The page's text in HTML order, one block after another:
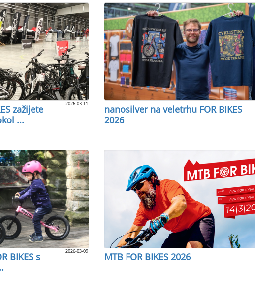
2026-03-11
zažijete
...
nanosilver na veletrhu FOR BIKES
2026
2026-03-09
BIKES s
MTB FOR BIKES 2026